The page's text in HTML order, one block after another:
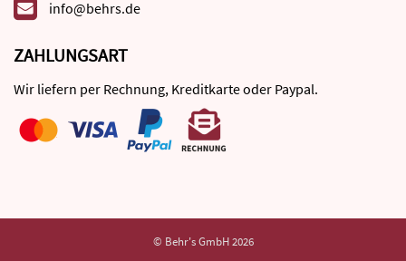
info@behrs.de
ZAHLUNGSART
Wir liefern per Rechnung, Kreditkarte oder Paypal.
© Behr's GmbH 2026